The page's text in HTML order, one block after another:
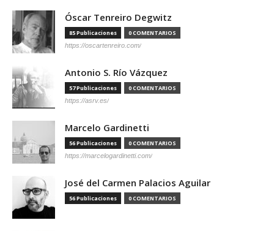
Óscar Tenreiro Degwitz
85 Publicaciones 0 COMENTARIOS
https://oscartenreiro.com/
Antonio S. Río Vázquez
57 Publicaciones 0 COMENTARIOS
https://asrv.es/
Marcelo Gardinetti
56 Publicaciones 0 COMENTARIOS
https://marcelogardinetti.com/
José del Carmen Palacios Aguilar
56 Publicaciones 0 COMENTARIOS